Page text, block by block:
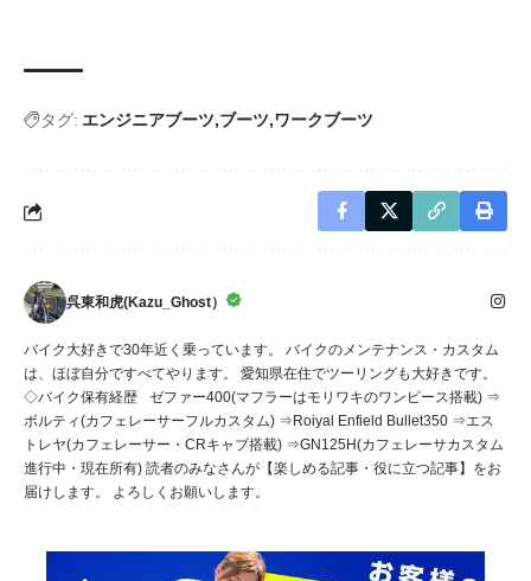
タグ: エンジニアブーツ ブーツ ワークブーツ
呉東和虎(Kazu_Ghost）
バイク大好きで30年近く乗っています。 バイクのメンテナンス・カスタム
は、ほぼ自分ですべてやります。 愛知県在住でツーリングも大好きです。
◇バイク保有経歴 ゼファー400(マフラーはモリワキのワンピース搭載) ⇒
ボルティ(カフェレーサーフルカスタム) ⇒Roiyal Enfield Bullet350 ⇒エス
トレヤ(カフェレーサー・CRキャブ搭載) ⇒GN125H(カフェレーサカスタム
進行中・現在所有) 読者のみなさんが【楽しめる記事・役に立つ記事】をお
届けします。 よろしくお願いします。